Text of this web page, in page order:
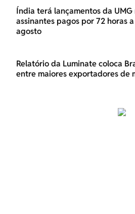
Índia terá lançamentos da
assinantes pagos por 72 horas
agosto
Relatório da Luminate coloca
entre maiores exportadores de